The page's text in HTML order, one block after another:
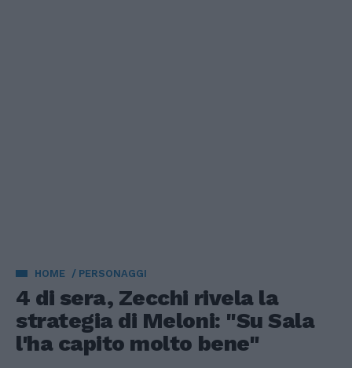
HOME PERSONAGGI
4 di sera, Zecchi rivela la
strategia di Meloni: "Su Sala
l'ha capito molto bene"